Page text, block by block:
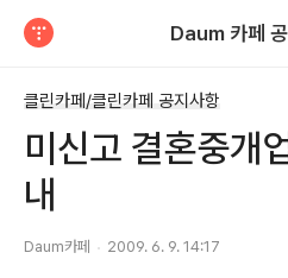
Daum 카페
클린카페/클린카페 공지사항
미신고 결혼중개
내
Daum카페 2009. 6. 9. 14:17